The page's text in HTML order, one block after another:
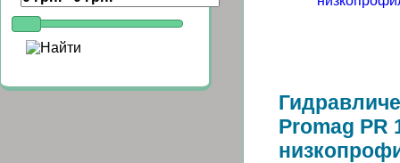
Promag PR